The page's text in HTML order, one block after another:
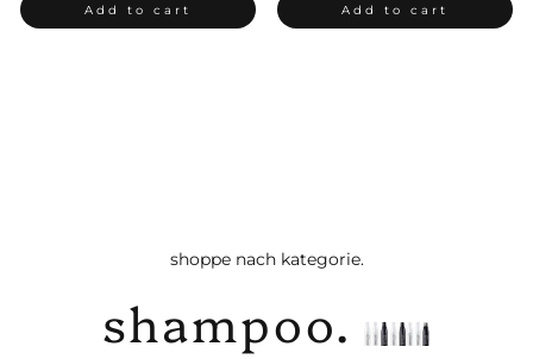
Add to cart Add to cart
shoppe nach kategorie.
shampoo.